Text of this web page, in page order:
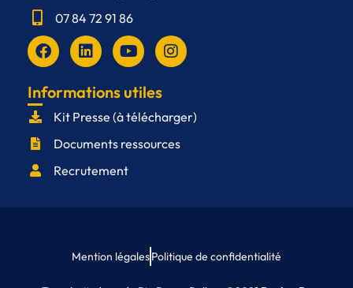
07 84 72 91 86
F
a
e
b
L
i
k
d
n
Y
o
t
b
I
n
g
a
Informations utiles
Kit Presse (à télécharger)
Documents ressources
Recrutement
Mention légalesPolitique de confidentialité